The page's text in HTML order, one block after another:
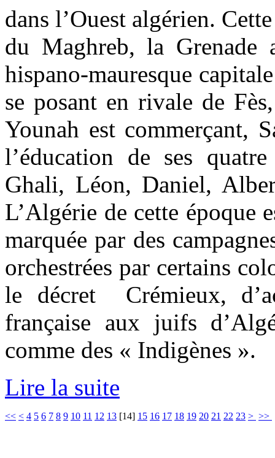
dans l’Ouest algérien.
du Maghreb, la
hispano-mauresque
se posant en rivale de
Younah est commerçant,
l’éducation de ses
Ghali, Léon, Daniel,
L’Algérie de cette époque
marquée par des
orchestrées par certains
le décret Crémieux,
française aux juifs
comme des « Indigènes ».
Lire la suite
<< < 4 5 6 7 8 9 10 11 12 13 [14] 15 16 17 18 19 20 21 22 23 > >>